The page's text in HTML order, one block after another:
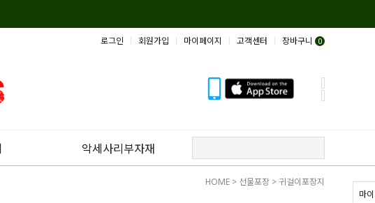
마
로그인 회원가입 마이페이지 고객센터 장바구니 0
악세사리부자재
HOME > 선물포장 >귀걸이포장지